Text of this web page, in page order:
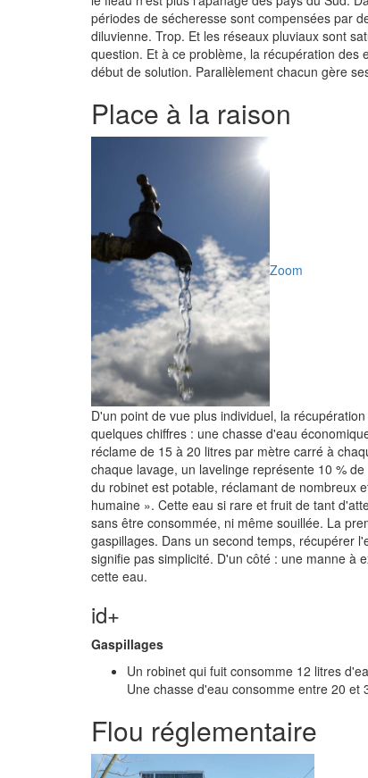
périodes de sécheresse sont compensées par
diluvienne. Trop. Et les réseaux pluviaux sont
question. Et à ce problème, la récupération
début de solution. Parallèlement chacun gère
Place à la raison
Zoom
D'un point de vue plus individuel, la
quelques chiffres : une chasse d'eau
réclame de 15 à 20 litres par mètre carré à
chaque lavage, un lavelinge représente 10 %
du robinet est potable, réclamant de nombreux
humaine ». Cette eau si rare et fruit de tant
sans être consommée, ni même souillée. La
gaspillages. Dans un second temps, récupérer
signifie pas simplicité. D'un côté : une manne à
cette eau.
id+
Gaspillages
Un robinet qui fuit consomme 12 litres
Une chasse d'eau consomme entre 20
Flou réglementaire